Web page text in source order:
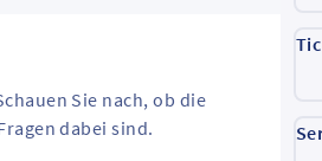
Sie nach, ob die
dabei sind.